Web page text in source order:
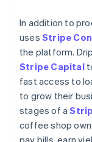
In addition to
uses Stripe
the platform.
Stripe Capital
fast access to
to grow their
stages of a
coffee shop
pay bills, earn
English
ญี่ปุ่น
日本語English
เดนมาร์ก
English
ไทย
English
นอร์เวย์
English
นิวซีแลนด์